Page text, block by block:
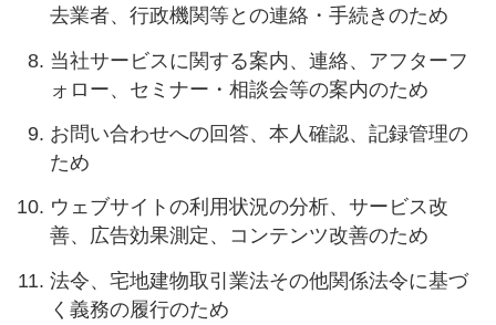
去業者、行政機関等との連絡・手続きのため
当社サービスに関する案内、連絡、アフターフ
ォロー、セミナー・相談会等の案内のため
お問い合わせへの回答、本人確認、記録管理の
ため
ウェブサイトの利用状況の分析、サービス改
善、広告効果測定、コンテンツ改善のため
法令、宅地建物取引業法その他関係法令に基づ
く義務の履行のため